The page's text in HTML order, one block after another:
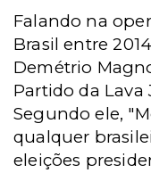
Falando na
Brasil entre
Demétrio
Partido da Lava
Segundo ele,
qualquer
eleições